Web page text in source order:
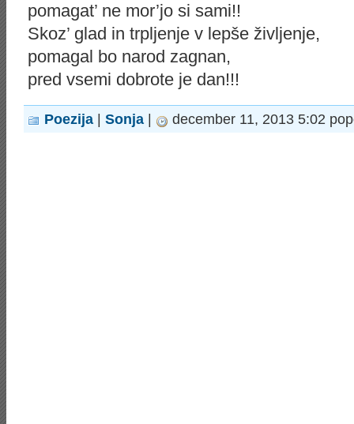
pomagat’ ne mor’jo si sami!!
Skoz’ glad in trpljenje v lepše življenje,
pomagal bo narod zagnan,
pred vsemi dobrote je dan!!!
Poezija Sonja december 11, 2013 5:02